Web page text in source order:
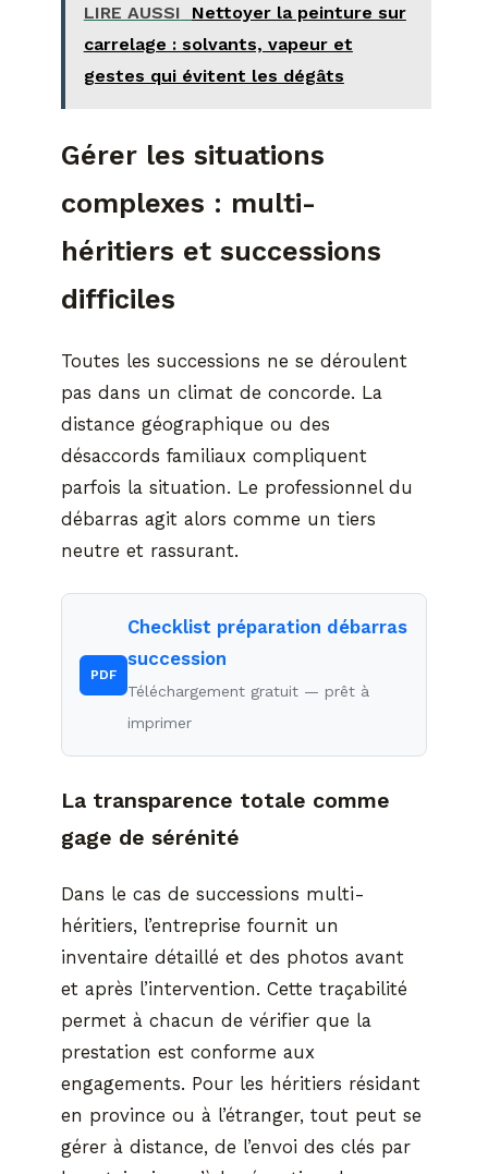
LIRE AUSSI
Nettoyer la peinture sur
carrelage : solvants, vapeur et
gestes qui évitent les dégâts
Gérer les situations
complexes : multi-
héritiers et successions
difficiles
Toutes les successions ne se déroulent
pas dans un climat de concorde. La
distance géographique ou des
désaccords familiaux compliquent
parfois la situation. Le professionnel du
débarras agit alors comme un tiers
neutre et rassurant.
PDF
Checklist préparation débarras
succession
Téléchargement gratuit — prêt à
imprimer
La transparence totale comme
gage de sérénité
Dans le cas de successions multi-
héritiers, l’entreprise fournit un
inventaire détaillé et des photos avant
et après l’intervention. Cette traçabilité
permet à chacun de vérifier que la
prestation est conforme aux
engagements. Pour les héritiers résidant
en province ou à l’étranger, tout peut se
gérer à distance, de l’envoi des clés par